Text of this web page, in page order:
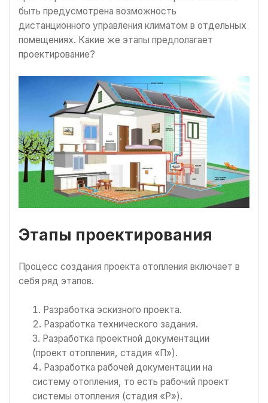
быть предусмотрена возможность
дистанционного управления климатом в отдельных
помещениях. Какие же этапы предполагает
проектирование?
Этапы проектирования
Процесс создания проекта отопления включает в
себя ряд этапов.
Разработка эскизного проекта.
Разработка технического задания.
Разработка проектной документации
(проект отопления, стадия «П»).
Разработка рабочей документации на
систему отопления, то есть рабочий проект
системы отопления (стадия «Р»).